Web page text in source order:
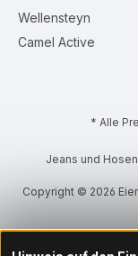
Wellensteyn
Camel Active
* Alle
Jeans und
Copyright © 2026